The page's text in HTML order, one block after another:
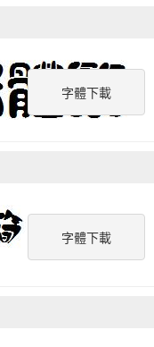
字體下載
字體下載